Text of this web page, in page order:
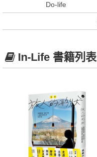
Do-life
In-Life 書籍列表